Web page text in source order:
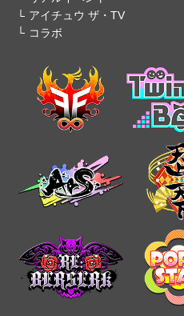
アイチュウ ザ・TV
コラボ